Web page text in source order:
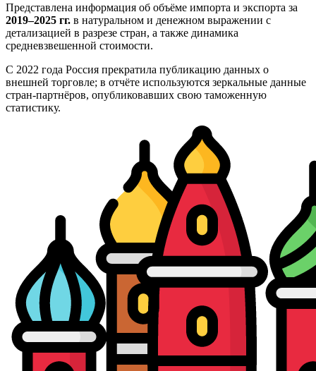
Представлена информация об объёме импорта и экспорта за
2019–2025 гг. в натуральном и денежном выражении с
детализацией в разрезе стран, а также динамика
средневзвешенной стоимости.
С 2022 года Россия прекратила публикацию данных о
внешней торговле; в отчёте используются зеркальные данные
стран-партнёров, опубликовавших свою таможенную
статистику.